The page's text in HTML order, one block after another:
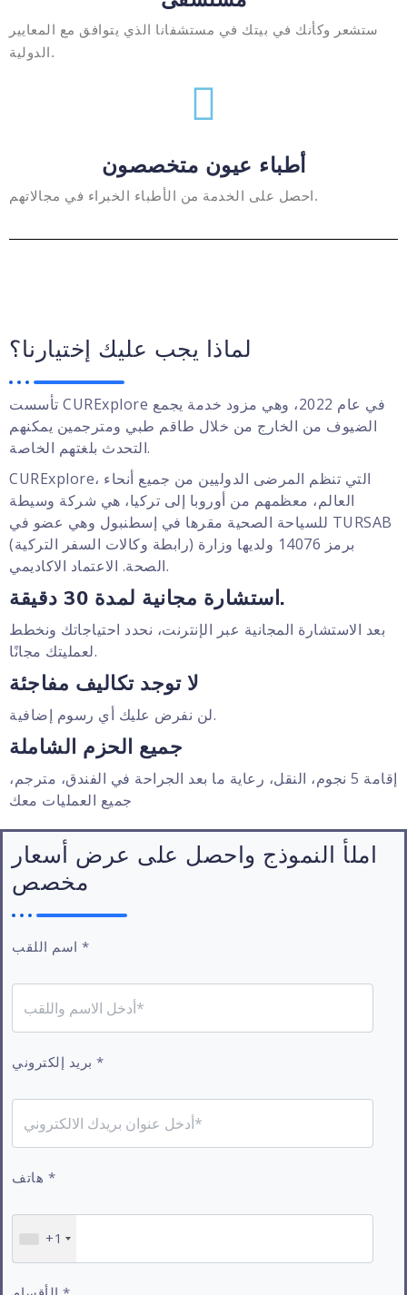
ستشعر وكأنك في بيتك في مستشفانا الذي يتوافق مع المعايير
الدولية.
أطباء عيون متخصصون
احصل على الخدمة من الأطباء الخبراء في مجالاتهم.
لماذا يجب عليك إختيارنا؟
تأسست CURExplore في عام 2022، وهي مزود خدمة يجمع
الضيوف من الخارج من خلال طاقم طبي ومترجمين يمكنهم
التحدث بلغتهم الخاصة.
CURExplore، التي تنظم المرضى الدوليين من جميع أنحاء
العالم، معظمهم من أوروبا إلى تركيا، هي شركة وسيطة
للسياحة الصحية مقرها في إسطنبول وهي عضو في TURSAB
(رابطة وكالات السفر التركية) برمز 14076 ولديها وزارة
الصحة. الاعتماد الاكاديمي.
استشارة مجانية لمدة 30 دقيقة.
بعد الاستشارة المجانية عبر الإنترنت، نحدد احتياجاتك ونخطط
لعمليتك مجانًا.
لا توجد تكاليف مفاجئة
لن نفرض عليك أي رسوم إضافية.
جميع الحزم الشاملة
إقامة 5 نجوم، النقل، رعاية ما بعد الجراحة في الفندق، مترجم،
جميع العمليات معك
املأ النموذج واحصل على عرض أسعار
مخصص
*
*
*
+1